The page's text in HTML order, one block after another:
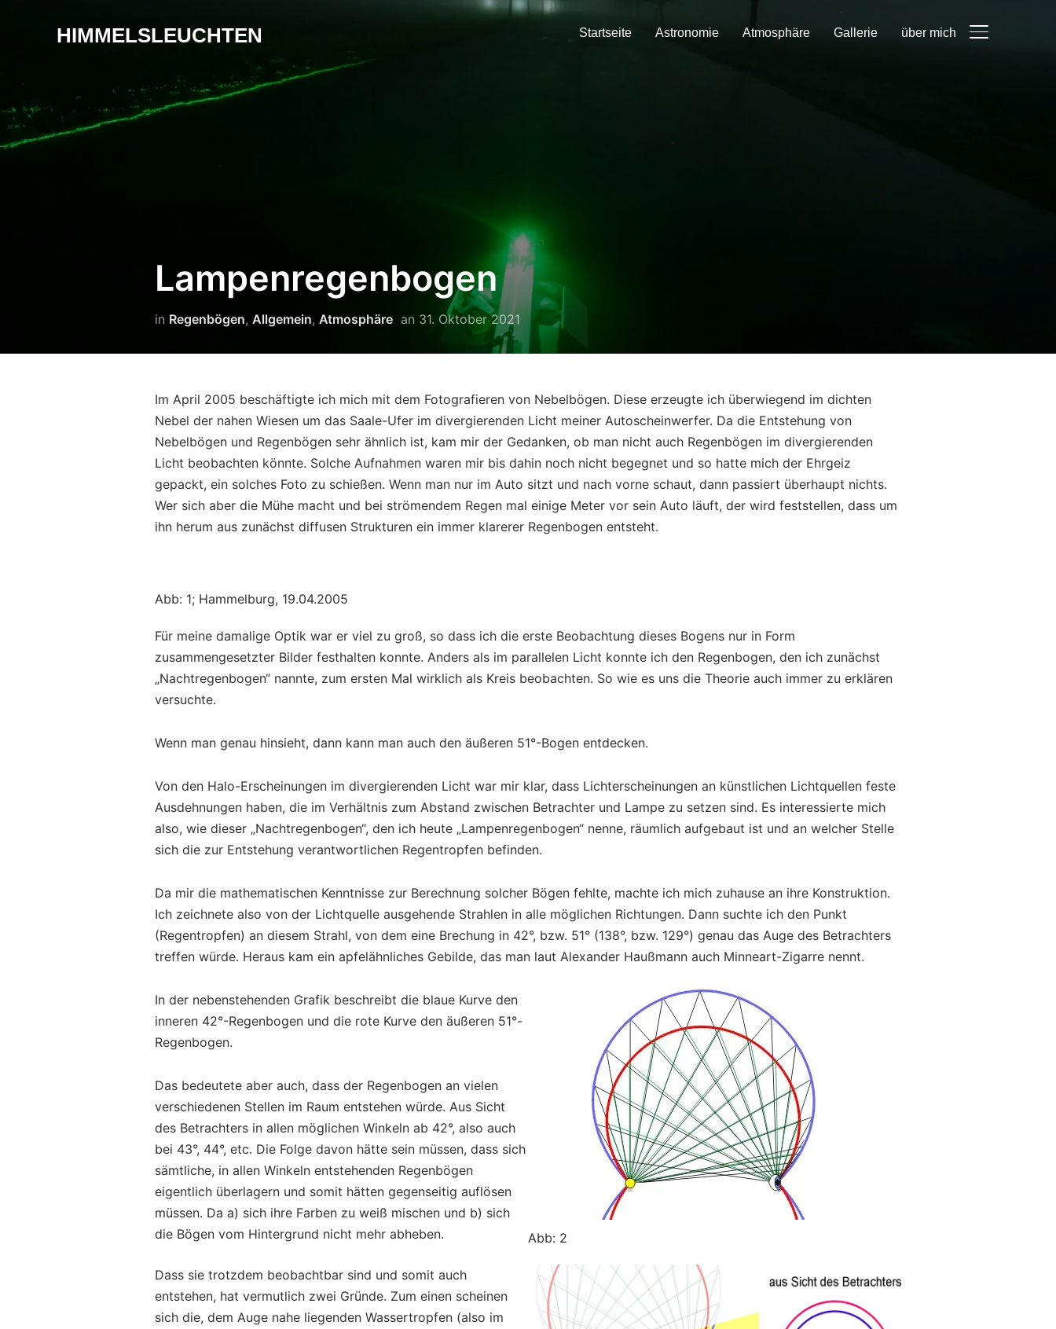
HIMMELSLEUCHTEN Startseite Astronomie Atmosphäre Gallerie über mich
Lampenregenbogen
in Regenbögen, Allgemein, Atmosphäre an 31. Oktober 2021
Im April 2005 beschäftigte ich mich mit dem Fotografieren von Nebelbögen. Diese erzeugte ich überwiegend im dichten
Nebel der nahen Wiesen um das Saale-Ufer im divergierenden Licht meiner Autoscheinwerfer. Da die Entstehung von
Nebelbögen und Regenbögen sehr ähnlich ist, kam mir der Gedanken, ob man nicht auch Regenbögen im divergierenden
Licht beobachten könnte. Solche Aufnahmen waren mir bis dahin noch nicht begegnet und so hatte mich der Ehrgeiz
gepackt, ein solches Foto zu schießen. Wenn man nur im Auto sitzt und nach vorne schaut, dann passiert überhaupt nichts.
Wer sich aber die Mühe macht und bei strömendem Regen mal einige Meter vor sein Auto läuft, der wird feststellen, dass um
ihn herum aus zunächst diffusen Strukturen ein immer klarerer Regenbogen entsteht.
Abb: 1; Hammelburg, 19.04.2005
Für meine damalige Optik war er viel zu groß, so dass ich die erste Beobachtung dieses Bogens nur in Form
zusammengesetzter Bilder festhalten konnte. Anders als im parallelen Licht konnte ich den Regenbogen, den ich zunächst
„Nachtregenbogen“ nannte, zum ersten Mal wirklich als Kreis beobachten. So wie es uns die Theorie auch immer zu erklären
versuchte.
Wenn man genau hinsieht, dann kann man auch den äußeren 51°-Bogen entdecken.
Von den Halo-Erscheinungen im divergierenden Licht war mir klar, dass Lichterscheinungen an künstlichen Lichtquellen feste
Ausdehnungen haben, die im Verhältnis zum Abstand zwischen Betrachter und Lampe zu setzen sind. Es interessierte mich
also, wie dieser „Nachtregenbogen“, den ich heute „Lampenregenbogen“ nenne, räumlich aufgebaut ist und an welcher Stelle
sich die zur Entstehung verantwortlichen Regentropfen befinden.
Da mir die mathematischen Kenntnisse zur Berechnung solcher Bögen fehlte, machte ich mich zuhause an ihre Konstruktion.
Ich zeichnete also von der Lichtquelle ausgehende Strahlen in alle möglichen Richtungen. Dann suchte ich den Punkt
(Regentropfen) an diesem Strahl, von dem eine Brechung in 42°, bzw. 51° (138°, bzw. 129°) genau das Auge des Betrachters
treffen würde. Heraus kam ein apfelähnliches Gebilde, das man laut Alexander Haußmann auch Minneart-Zigarre nennt.
In der nebenstehenden Grafik beschreibt die blaue Kurve den
inneren 42°-Regenbogen und die rote Kurve den äußeren 51°-
Regenbogen.
Das bedeutete aber auch, dass der Regenbogen an vielen
verschiedenen Stellen im Raum entstehen würde. Aus Sicht
des Betrachters in allen möglichen Winkeln ab 42°, also auch
bei 43°, 44°, etc. Die Folge davon hätte sein müssen, dass sich
sämtliche, in allen Winkeln entstehenden Regenbögen
eigentlich überlagern und somit hätten gegenseitig auflösen
müssen. Da a) sich ihre Farben zu weiß mischen und b) sich
die Bögen vom Hintergrund nicht mehr abheben.
Abb: 2
Dass sie trotzdem beobachtbar sind und somit auch
entstehen, hat vermutlich zwei Gründe. Zum einen scheinen
sich die, dem Auge nahe liegenden Wassertropfen (also im